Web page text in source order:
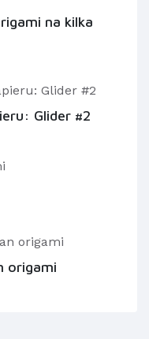
na kilka
Glider #2
origami